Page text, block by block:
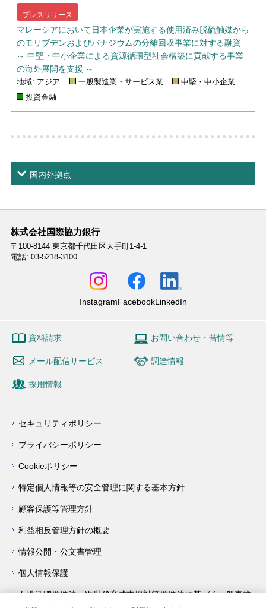
プレスリリース
マレーシアにおいて日本企業が実施する使用済み脱硫触媒から
のモリブデンおよびバナジウムの分離回収事業に対する融資
～ 中堅・中小企業による資源循環型社会構築に貢献する事業
の海外展開を支援 ～
地域: アジア 一般製造業・サービス業
中堅・中小企業
投資金融
国内外拠点
株式会社国際協力銀行
〒100-8144 東京都千代田区大手町1-4-1
電話: 03-5218-3100
InstagramFacebookLinkedIn
資料請求 お問い合わせ・苦情等
メール配信サービス 調達情報
採用情報
セキュリティポリシー
プライバシーポリシー
Cookieポリシー
特定個人情報等の安全管理に関する基本方針
顧客保護等管理方針
利益相反管理方針の概要
情報公開・公文書管理
個人情報保護
女性活躍推進法・次世代育成支援対策推進法に基づく一般事業